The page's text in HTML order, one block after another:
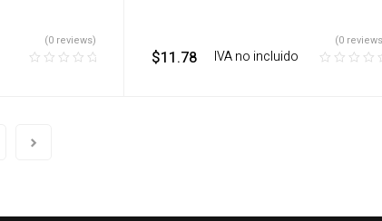
(0 reviews)
$11.78 ‎ ‎ ‎ IVA no incluido
(0